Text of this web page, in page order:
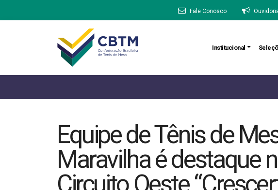
Fale Conosco
Institucional
Equipe de Tênis de
Maravilha é destaque
Circuito Oeste